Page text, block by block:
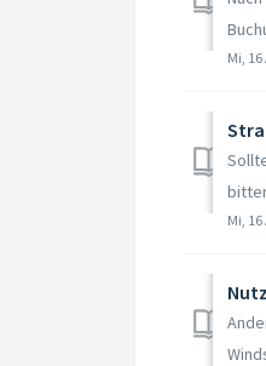
Mi, 16
Mi, 16